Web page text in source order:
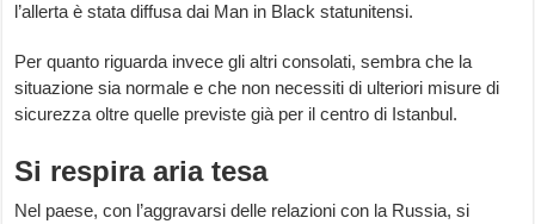
l’allerta è stata diffusa dai Man in Black statunitensi.
Per quanto riguarda invece gli altri consolati, sembra che la
situazione sia normale e che non necessiti di ulteriori misure di
sicurezza oltre quelle previste già per il centro di Istanbul.
Si respira aria tesa
Nel paese, con l’aggravarsi delle relazioni con la Russia, si